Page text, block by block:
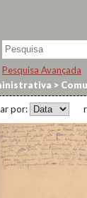
Pesquisa Avançada
>
por: